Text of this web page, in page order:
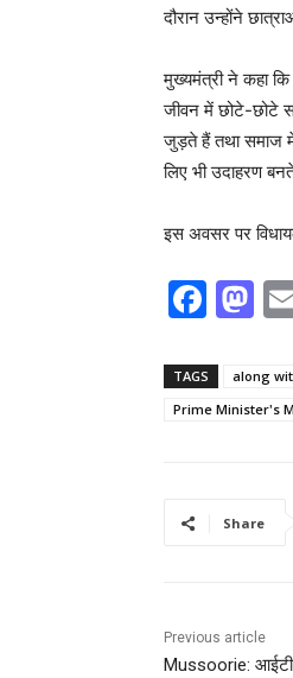
दौरान उन्होंने
मुख्यमंत्री ने कहा
जीवन में छोटे-छोटे
जुड़ते हैं तथा समाज में
लिए भी उदाहरण
इस अवसर पर
F
c
e
o
M
st
o
n
TAGS along
Prime Minister's
Share
Previous article
Mussoorie: